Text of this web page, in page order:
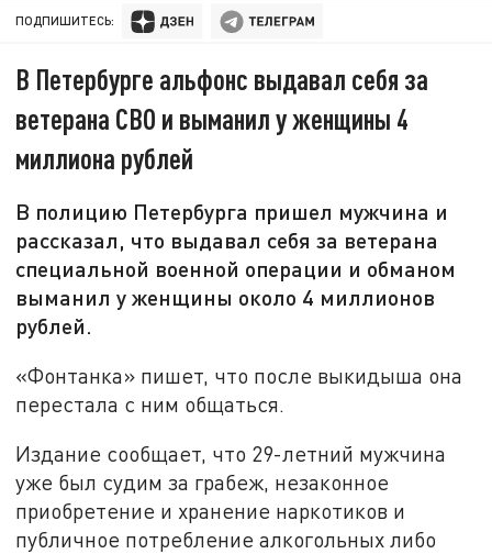
ПОДПИШИТЕСЬ:
В Петербурге альфонс выдавал себя за
ветерана СВО и выманил у женщины 4
миллиона рублей
В полицию Петербурга пришел мужчина и
рассказал, что выдавал себя за ветерана
специальной военной операции и обманом
выманил у женщины около 4 миллионов
рублей.
«Фонтанка» пишет, что после выкидыша она
перестала с ним общаться.
Издание сообщает, что 29-летний мужчина
уже был судим за грабеж, незаконное
приобретение и хранение наркотиков и
публичное потребление алкогольных либо